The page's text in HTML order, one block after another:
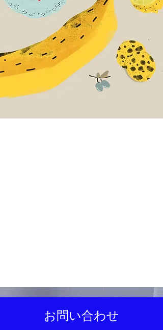
お問い合わせ